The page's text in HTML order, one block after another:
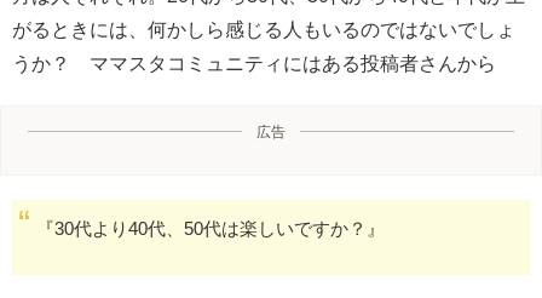
がるときには、何かしら感じる人もいるのではないでしょ
うか？ ママスタコミュニティにはある投稿者さんから
広告
『30代より40代、50代は楽しいですか？』